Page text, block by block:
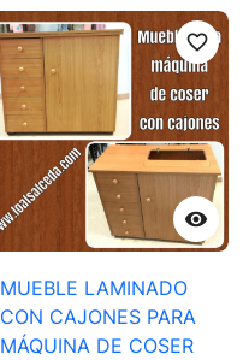

favorite_border
MUEBLE LAMINADO
CON CAJONES PARA
MÁQUINA DE COSER